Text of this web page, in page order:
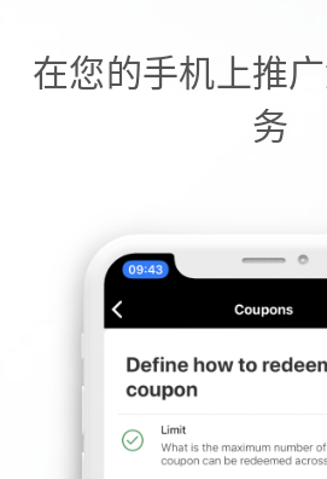
在您的手机上推
务